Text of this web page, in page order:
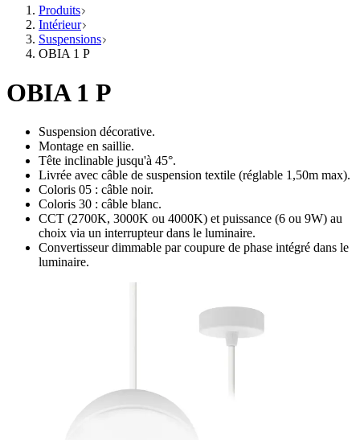
Produits
Intérieur
Suspensions
OBIA 1 P
OBIA 1 P
Suspension décorative.
Montage en saillie.
Tête inclinable jusqu'à 45°.
Livrée avec câble de suspension textile (réglable 1,50m max).
Coloris 05 : câble noir.
Coloris 30 : câble blanc.
CCT (2700K, 3000K ou 4000K) et puissance (6 ou 9W) au
choix via un interrupteur dans le luminaire.
Convertisseur dimmable par coupure de phase intégré dans le
luminaire.